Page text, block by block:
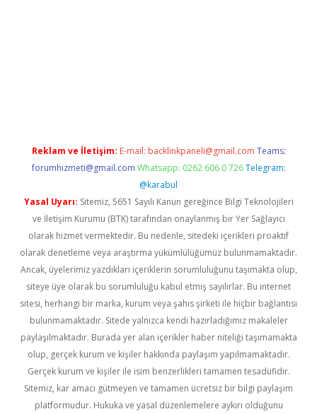
Reklam ve İletişim: E-mail: backlinkpaneli@gmail.com Teams:
forumhizmeti@gmail.com Whatsapp: 0262 606 0 726 Telegram:
@karabul
Yasal Uyarı: Sitemiz, 5651 Sayılı Kanun gereğince Bilgi Teknolojileri
ve İletişim Kurumu (BTK) tarafından onaylanmış bir Yer Sağlayıcı
olarak hizmet vermektedir. Bu nedenle, sitedeki içerikleri proaktif
olarak denetleme veya araştırma yükümlülüğümüz bulunmamaktadır.
Ancak, üyelerimiz yazdıkları içeriklerin sorumluluğunu taşımakta olup,
siteye üye olarak bu sorumluluğu kabul etmiş sayılırlar. Bu internet
sitesi, herhangi bir marka, kurum veya şahıs şirketi ile hiçbir bağlantısı
bulunmamaktadır. Sitede yalnızca kendi hazırladığımız makaleler
paylaşılmaktadır. Burada yer alan içerikler haber niteliği taşımamakta
olup, gerçek kurum ve kişiler hakkında paylaşım yapılmamaktadır.
Gerçek kurum ve kişiler ile isim benzerlikleri tamamen tesadüfidir.
Sitemiz, kar amacı gütmeyen ve tamamen ücretsiz bir bilgi paylaşım
platformudur. Hukuka ve yasal düzenlemelere aykırı olduğunu